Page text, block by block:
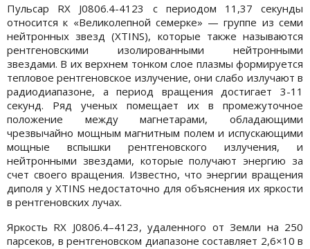
Пульсар RX J0806.4-4123 с периодом 11,37 секунды
относится к «Великолепной семерке» — группе из семи
нейтронных звезд (XTINS), которые также называются
рентгеновскими изолированными нейтронными
звездами. В их верхнем тонком слое плазмы формируется
тепловое рентгеновское излучение, они слабо излучают в
радиодиапазоне, а период вращения достигает 3-11
секунд. Ряд ученых помещает их в промежуточное
положение между магнетарами, обладающими
чрезвычайно мощным магнитным полем и испускающими
мощные вспышки рентгеновского излучения, и
нейтронными звездами, которые получают энергию за
счет своего вращения. Известно, что энергии вращения
диполя у XTINS недостаточно для объяснения их яркости
в рентгеновских лучах.
Яркость RX J0806.4–4123, удаленного от Земли на 250
парсеков, в рентгеновском диапазоне составляет 2,6×10 в